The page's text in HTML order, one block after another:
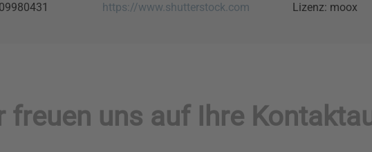
https://www.shutterstock.com Lizenz: moox
freuen uns auf Ihre